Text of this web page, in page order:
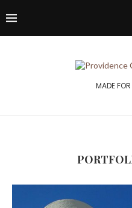
MADE